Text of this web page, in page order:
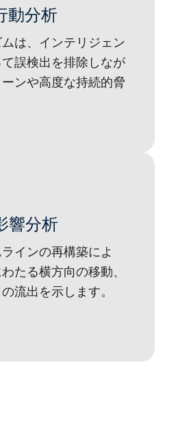
動分析
は、インテリジェン
誤検出を排除しなが
ンや高度な持続的脅
響分析
インの再構築によ
たる横方向の移動、
流出を示します。